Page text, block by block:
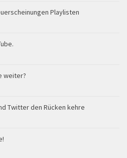
Playlisten
weiter?
Twitter den Rücken kehre